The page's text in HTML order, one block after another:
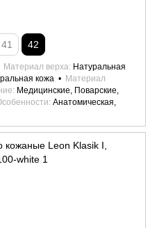
41 42
Материал верха Натуральная
кожа
Материал
Медицинские, Поварские,
Анатомическая,